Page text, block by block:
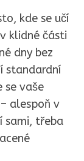
kde se učí
klidné části
dny bez
standardní
se vaše
alespoň v
sami, třeba